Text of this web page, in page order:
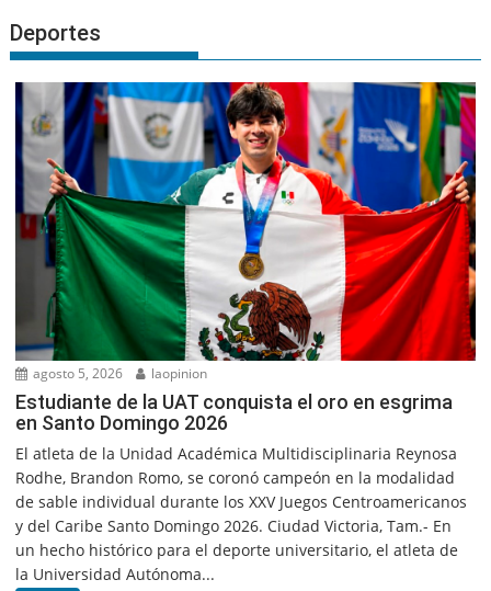
Deportes
agosto 5, 2026 laopinion
Estudiante de la UAT conquista el oro en esgrima
en Santo Domingo 2026
El atleta de la Unidad Académica Multidisciplinaria Reynosa
Rodhe, Brandon Romo, se coronó campeón en la modalidad
de sable individual durante los XXV Juegos Centroamericanos
y del Caribe Santo Domingo 2026. Ciudad Victoria, Tam.- En
un hecho histórico para el deporte universitario, el atleta de
la Universidad Autónoma...